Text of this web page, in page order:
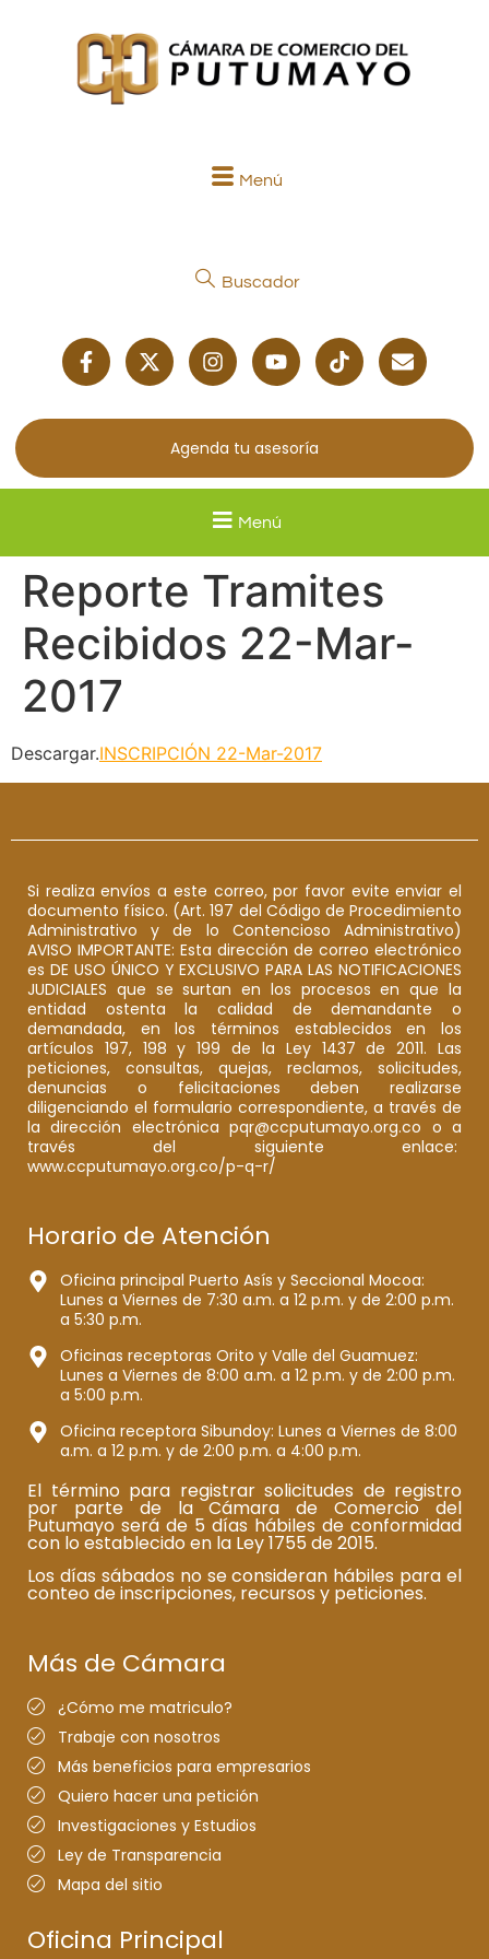
Menú
Buscador
Agenda tu asesoría
Menú
Reporte Tramites
Recibidos 22-Mar-
2017
Descargar.INSCRIPCIÓN 22-Mar-2017
Si realiza envíos a este correo, por favor evite enviar el
documento físico. (Art. 197 del Código de Procedimiento
Administrativo y de lo Contencioso Administrativo)
AVISO IMPORTANTE: Esta dirección de correo electrónico
es DE USO ÚNICO Y EXCLUSIVO PARA LAS NOTIFICACIONES
JUDICIALES que se surtan en los procesos en que la
entidad ostenta la calidad de demandante o
demandada, en los términos establecidos en los
artículos 197, 198 y 199 de la Ley 1437 de 2011. Las
peticiones, consultas, quejas, reclamos, solicitudes,
denuncias o felicitaciones deben realizarse
diligenciando el formulario correspondiente, a través de
la dirección electrónica pqr@ccputumayo.org.co o a
través del siguiente enlace:
www.ccputumayo.org.co/p-q-r/
Horario de Atención
Oficina principal Puerto Asís y Seccional Mocoa:
Lunes a Viernes de 7:30 a.m. a 12 p.m. y de 2:00 p.m.
a 5:30 p.m.
Oficinas receptoras Orito y Valle del Guamuez:
Lunes a Viernes de 8:00 a.m. a 12 p.m. y de 2:00 p.m.
a 5:00 p.m.
Oficina receptora Sibundoy: Lunes a Viernes de 8:00
a.m. a 12 p.m. y de 2:00 p.m. a 4:00 p.m.
El término para registrar solicitudes de registro
por parte de la Cámara de Comercio del
Putumayo será de 5 días hábiles de conformidad
con lo establecido en la Ley 1755 de 2015.
Los días sábados no se consideran hábiles para el
conteo de inscripciones, recursos y peticiones.
Más de Cámara
¿Cómo me matriculo?
Trabaje con nosotros
Más beneficios para empresarios
Quiero hacer una petición
Investigaciones y Estudios
Ley de Transparencia
Mapa del sitio
Oficina Principal